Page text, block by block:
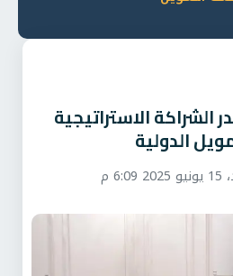
الشراكة الاستراتيجية
الدولية
م